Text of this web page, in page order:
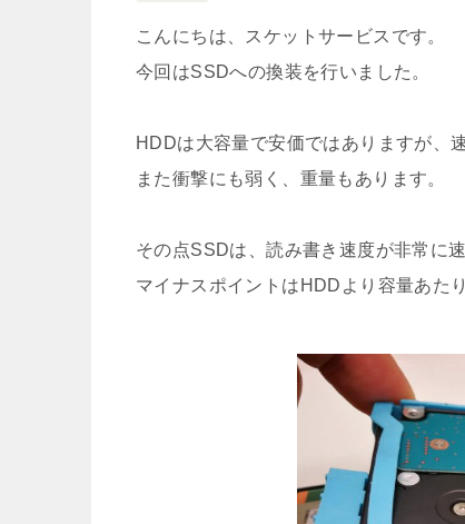
こんにちは、スケットサービスです。
今回はSSDへの換装を行いました。
HDDは大容量で安価ではありますが、
また衝撃にも弱く、重量もあります。
その点SSDは、読み書き速度が非常に
マイナスポイントはHDDより容量あた